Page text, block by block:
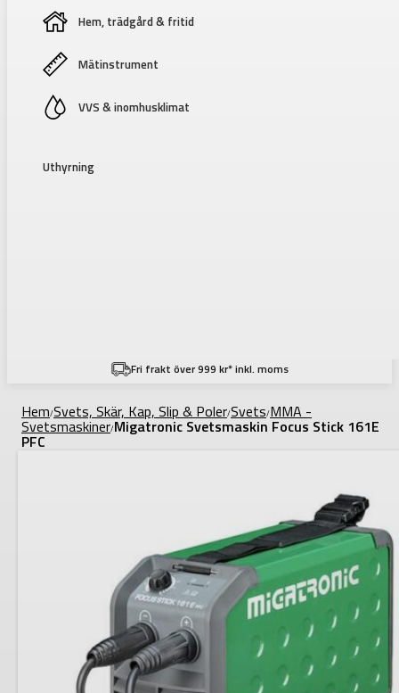
Hem, trädgård & fritid
Mätinstrument
VVS & inomhusklimat
Uthyrning
Fri frakt över 999 kr* inkl. moms
Hem/Svets, Skär, Kap, Slip & Poler/Svets/MMA -
Svetsmaskiner/Migatronic Svetsmaskin Focus Stick 161E
PFC